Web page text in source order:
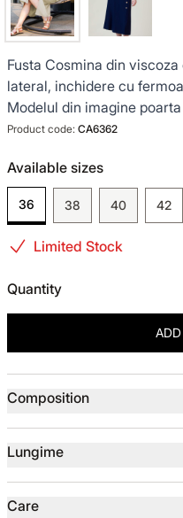
Fusta Cosmina din
lateral, inchidere cu
Modelul din imagine
Product code: CA6362
Available sizes
36 38 40 42
Limited Stock
Quantity
Composition
Lungime
Care
NOUTĂȚI
PRODUSE DIN IN
GARDEROBA DE VACANTA
TOTUL DE LA -50%